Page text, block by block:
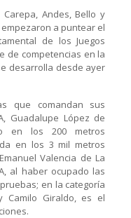
Andes, Bello y
a puntear el
de los Juegos
de competencias en la
desarrolla desde ayer
que comandan sus
Guadalupe López de
en los 200 metros
en los 3 mil metros
Valencia de La
al haber ocupado las
en la categoría
Camilo Giraldo, es el